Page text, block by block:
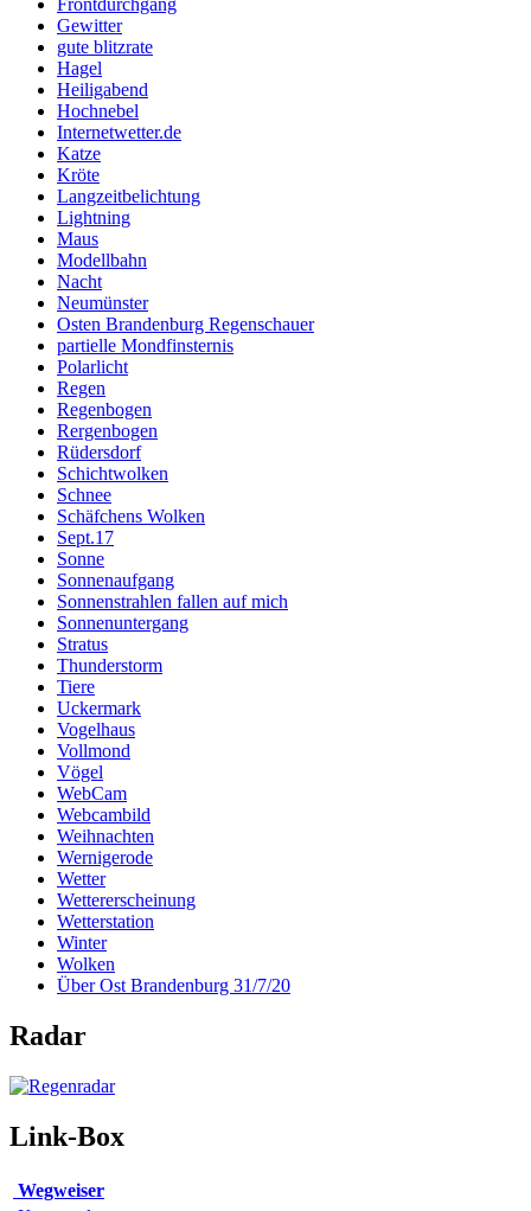
Frontdurchgang
Gewitter
gute blitzrate
Hagel
Heiligabend
Hochnebel
Internetwetter.de
Katze
Kröte
Langzeitbelichtung
Lightning
Maus
Modellbahn
Nacht
Neumünster
Osten Brandenburg Regenschauer
partielle Mondfinsternis
Polarlicht
Regen
Regenbogen
Rergenbogen
Rüdersdorf
Schichtwolken
Schnee
Schäfchens Wolken
Sept.17
Sonne
Sonnenaufgang
Sonnenstrahlen fallen auf mich
Sonnenuntergang
Stratus
Thunderstorm
Tiere
Uckermark
Vogelhaus
Vollmond
Vögel
WebCam
Webcambild
Weihnachten
Wernigerode
Wetter
Wettererscheinung
Wetterstation
Winter
Wolken
Über Ost Brandenburg 31/7/20
Radar
Link-Box
Wegweiser